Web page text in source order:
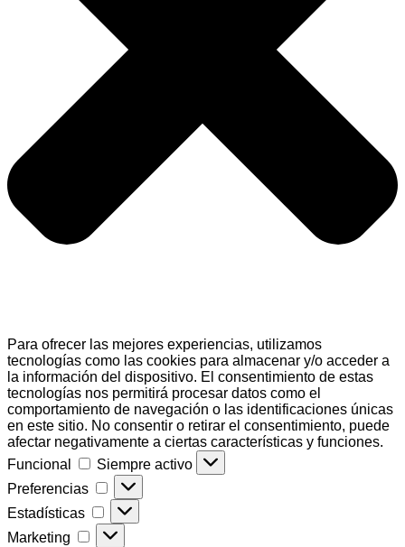
Para ofrecer las mejores experiencias, utilizamos
tecnologías como las cookies para almacenar y/o acceder a
la información del dispositivo. El consentimiento de estas
tecnologías nos permitirá procesar datos como el
comportamiento de navegación o las identificaciones únicas
en este sitio. No consentir o retirar el consentimiento, puede
afectar negativamente a ciertas características y funciones.
Funcional
Funcional
Siempre activo
Preferencias
Preferencias
Estadísticas Estadísticas
Marketing Marketing